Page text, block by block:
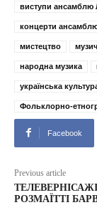
виступи ансамблю
концерти
мистецтво
народна музика
українська
Фольклорно-
Facebook
Previous article
РОЗМАЇТТІ